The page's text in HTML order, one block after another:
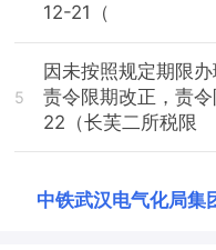
12-21（
5
因未按照规定期限
责令限期改正，责
22（长芙二所税限
中铁武汉电气化局集